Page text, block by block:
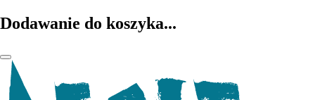
Dodawanie do koszyka...